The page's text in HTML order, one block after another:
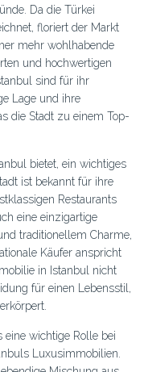
Da die Türkei
floriert der Markt
mehr wohlhabende
und hochwertigen
sind für ihr
Lage und ihre
die Stadt zu einem Top-
bietet, ein wichtiges
ist bekannt für ihre
Restaurants
eine einzigartige
traditionellem Charme,
Käufer anspricht
in Istanbul nicht
für einen Lebensstil,
eine wichtige Rolle bei
Luxusimmobilien.